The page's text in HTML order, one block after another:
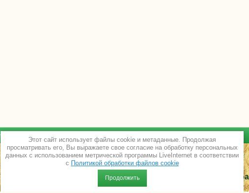
Этот сайт использует файлы cookie и метаданные. Продолжая
просматривать его, Вы выражаете свое согласие на обработку персональных
данных с использованием метрической программы LiveInternet в соответствии
с Политикой обработки файлов cookie
Продолжить
Животные с откорма (КРС)
Почтовый и юридический адрес:
625503, Тюменская область, Тюменский